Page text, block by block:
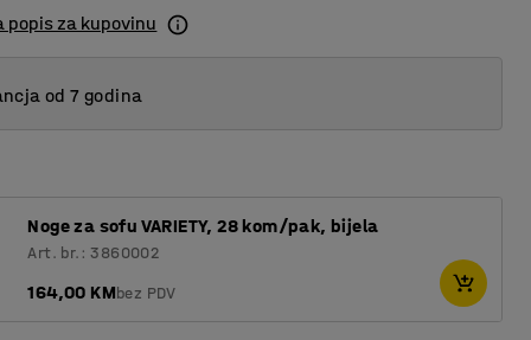
popis za kupovinu
od 7 godina
Noge za sofu VARIETY, 28 kom/pak, bijela
Art. br.: 3860002
164,00 KMbez PDV